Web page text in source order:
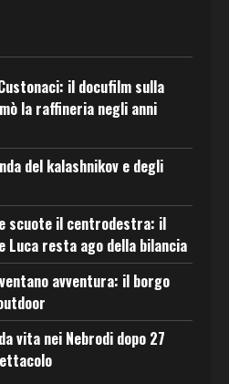
il docufilm sulla
la raffineria negli anni
del kalashnikov e degli
scuote il centrodestra: il
Luca resta ago della bilancia
avventura: il borgo
vita nei Nebrodi dopo 27